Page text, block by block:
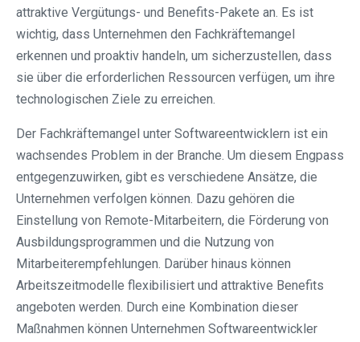
attraktive Vergütungs- und Benefits-Pakete an. Es ist
wichtig, dass Unternehmen den Fachkräftemangel
erkennen und proaktiv handeln, um sicherzustellen, dass
sie über die erforderlichen Ressourcen verfügen, um ihre
technologischen Ziele zu erreichen.
Der Fachkräftemangel unter Softwareentwicklern ist ein
wachsendes Problem in der Branche. Um diesem Engpass
entgegenzuwirken, gibt es verschiedene Ansätze, die
Unternehmen verfolgen können. Dazu gehören die
Einstellung von Remote-Mitarbeitern, die Förderung von
Ausbildungsprogrammen und die Nutzung von
Mitarbeiterempfehlungen. Darüber hinaus können
Arbeitszeitmodelle flexibilisiert und attraktive Benefits
angeboten werden. Durch eine Kombination dieser
Maßnahmen können Unternehmen Softwareentwickler